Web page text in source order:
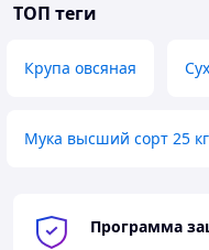
ТОП теги
Крупа овсяная
Мука высший сорт 25 кг
Программа